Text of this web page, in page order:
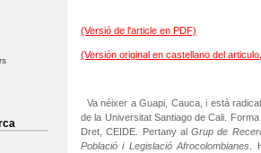
(Versió de l'article en PDF)
(Versión original en castellano del
Va néixer a Guapi, Cauca, i està
de la Universitat Santiago de Cali.
Dret, CEIDE. Pertany alGrup de
Població i Legislació Afrocolombianes
.